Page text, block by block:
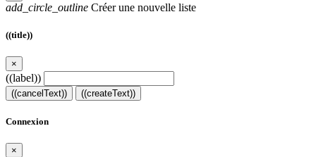
add_circle_outline Créer une nouvelle liste
((title))
×
((label))
((cancelText)) ((createText))
Connexion
×